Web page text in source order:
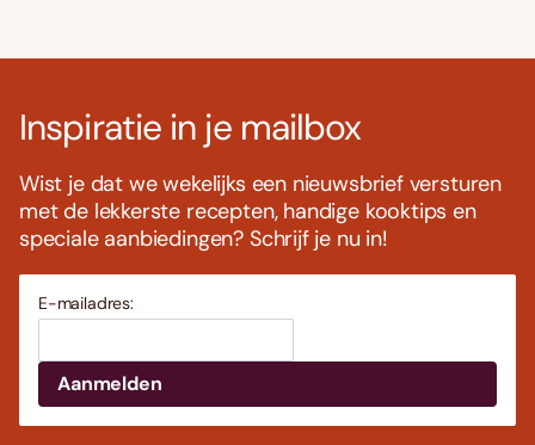
Inspiratie in je mailbox
Wist je dat we wekelijks een nieuwsbrief versturen
met de lekkerste recepten, handige kooktips en
speciale aanbiedingen? Schrijf je nu in!
E-mailadres: